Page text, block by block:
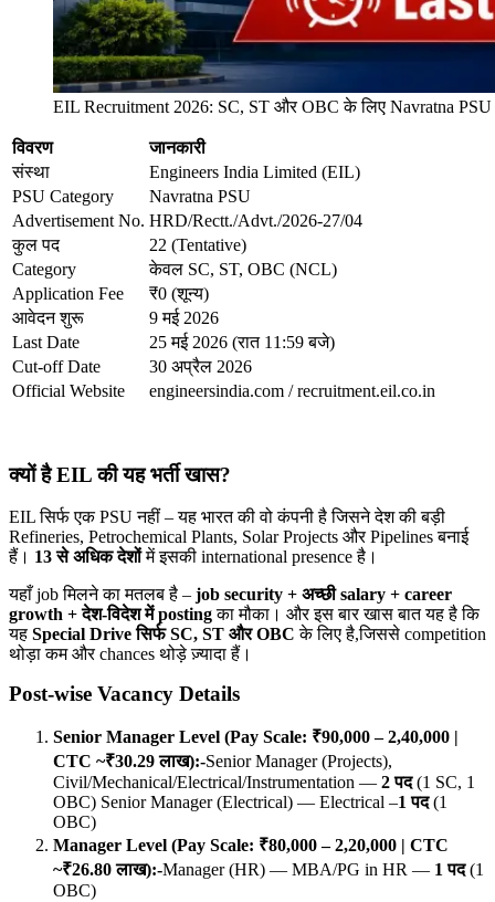
EIL Recruitment 2026: SC, ST और OBC के लिए Navratna PSU में
विवरण
जानकारी
संस्था
Engineers India Limited (EIL)
PSU Category
Navratna PSU
Advertisement No. HRD/Rectt./Advt./2026-27/04
कुल पद
22 (Tentative)
Category
केवल SC, ST, OBC (NCL)
Application Fee
₹0 (शून्य)
आवेदन शुरू
9 मई 2026
Last Date
25 मई 2026 (रात 11:59 बजे)
Cut-off Date
30 अप्रैल 2026
Official Website
engineersindia.com / recruitment.eil.co.in
क्यों है EILकी यह भर्ती खास?
EIL सिर्फ एक PSU नहीं – यह भारत की वो कंपनी है जिसने देश की बड़ी
Refineries, Petrochemical Plants, Solar Projects और Pipelines बनाई
हैं। 13से अधिक देशोंमें इसकी international presence है।
यहाँ job मिलने का मतलब है – job security + अच्छी salary + career
growth +देश-विदेश में postingका मौका। और इस बार खास बात यह है कि
यह Special Driveसिर्फ SC, ST और OBC के लिए है,जिससे competition
थोड़ा कम और chances थोड़े ज़्यादा हैं।
Post-wise Vacancy Details
Senior Manager Level (Pay Scale: ₹90,000 – 2,40,000 |
CTC ~₹30.29लाख):-Senior Manager (Projects),
Civil/Mechanical/Electrical/Instrumentation — 2पद(1 SC, 1
OBC) Senior Manager (Electrical) — Electrical –1पद(1
OBC)
Manager Level (Pay Scale: ₹80,000 – 2,20,000 | CTC
~₹26.80लाख):-Manager (HR) — MBA/PG in HR — 1पद(1
OBC)